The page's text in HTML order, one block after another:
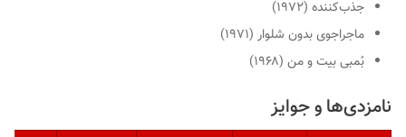
جذب‌کننده (۱۹۷۲)
ماجراجوی بدون شلوار (۱۹۷۱)
بُمبی بیت و من (۱۹۶۸)
نامزدی‌ها و جوایز